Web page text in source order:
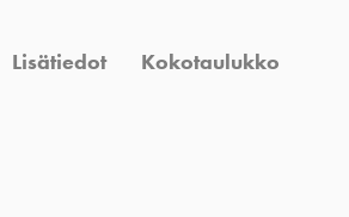
Lisätiedot Kokotaulukko